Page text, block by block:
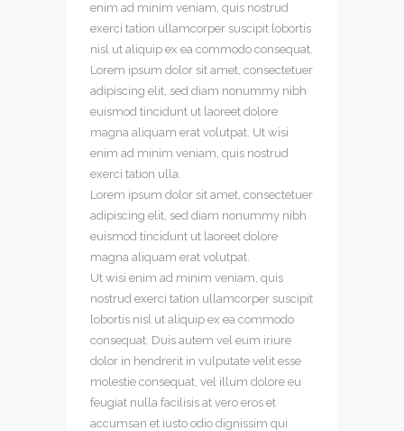
enim ad minim veniam, quis nostrud
exerci tation ullamcorper suscipit lobortis
nisl ut aliquip ex ea commodo consequat.
Lorem ipsum dolor sit amet, consectetuer
adipiscing elit, sed diam nonummy nibh
euismod tincidunt ut laoreet dolore
magna aliquam erat volutpat. Ut wisi
enim ad minim veniam, quis nostrud
exerci tation ulla.
Lorem ipsum dolor sit amet, consectetuer
adipiscing elit, sed diam nonummy nibh
euismod tincidunt ut laoreet dolore
magna aliquam erat volutpat.
Ut wisi enim ad minim veniam, quis
nostrud exerci tation ullamcorper suscipit
lobortis nisl ut aliquip ex ea commodo
consequat. Duis autem vel eum iriure
dolor in hendrerit in vulputate velit esse
molestie consequat, vel illum dolore eu
feugiat nulla facilisis at vero eros et
accumsan et iusto odio dignissim qui